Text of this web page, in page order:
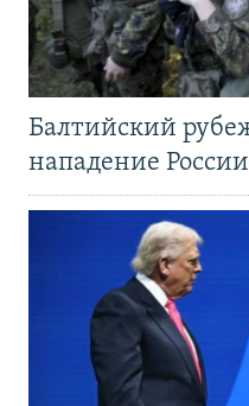
Балтийский
нападение